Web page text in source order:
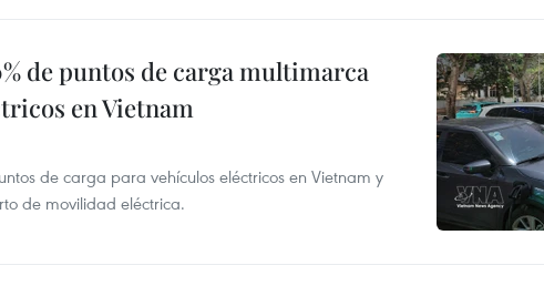
de puntos de carga multimarca
en Vietnam
de carga para vehículos eléctricos en Vietnam y
de movilidad eléctrica.